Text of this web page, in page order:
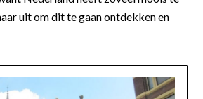
uit om dit te gaan ontdekken en